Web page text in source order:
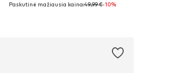
Yra daugybė dydžių
Paskutinė mažiausia kaina:49,99 €-10%